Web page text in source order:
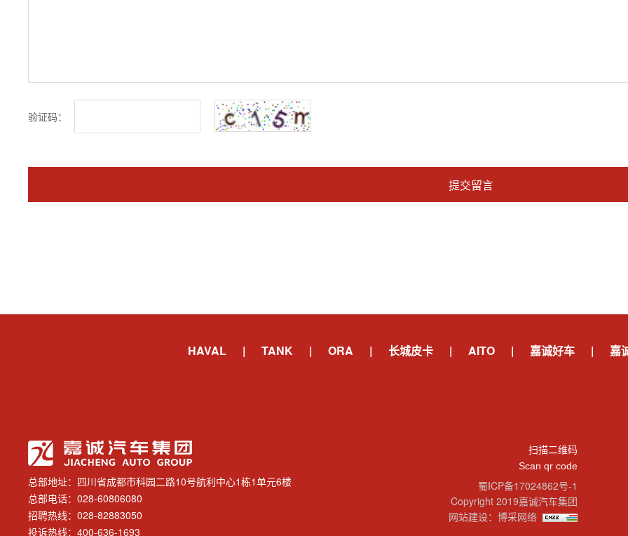
验证码：
HAVAL | TANK | ORA | 长城皮卡 | AITO | 嘉诚好车 | 嘉
总部地址：四川省成都市科园二路10号航利中心1栋1单元6楼
总部电话：028-60806080
招聘热线：028-82883050
投诉热线：400-636-1693
扫描二维码
Scan qr code
蜀ICP备17024862号-1
Copyright 2019嘉诚汽车集团
网站建设： 博采网络